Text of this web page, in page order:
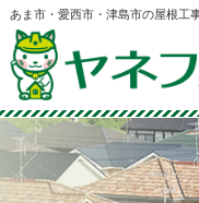
あま市・愛西市・津島市の屋根工